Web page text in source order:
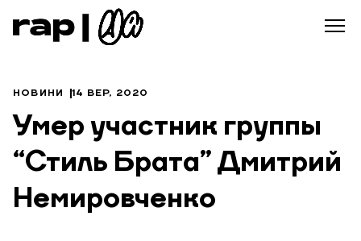
НОВИНИ 14 ВЕР, 2020
Умер участник группы
“Стиль Брата” Дмитрий
Немировченко